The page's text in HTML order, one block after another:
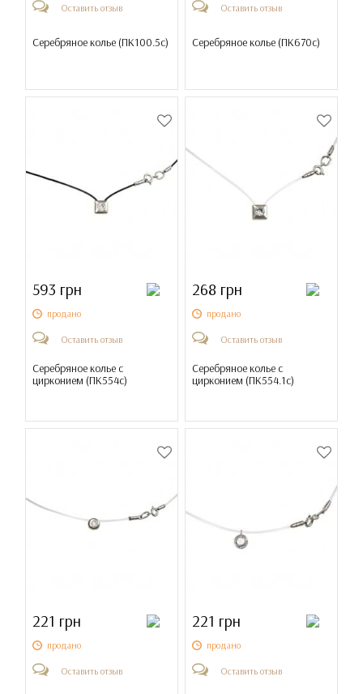
Оставить отзыв
Серебряное колье (ПК100.5с)
Оставить отзыв
Серебряное колье (ПК670с)
593 грн
продано
Оставить отзыв
Серебряное колье с
цирконием (ПК554с)
268 грн
продано
Оставить отзыв
Серебряное колье с
цирконием (ПК554.1с)
221 грн
продано
Оставить отзыв
221 грн
продано
Оставить отзыв